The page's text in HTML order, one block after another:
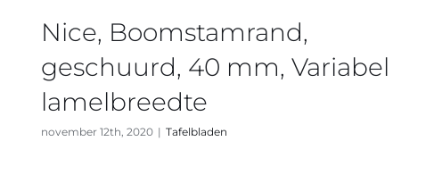
Nice, Boomstamrand,
geschuurd, 40 mm, Variabel
lamelbreedte
november 12th, 2020 | Tafelbladen